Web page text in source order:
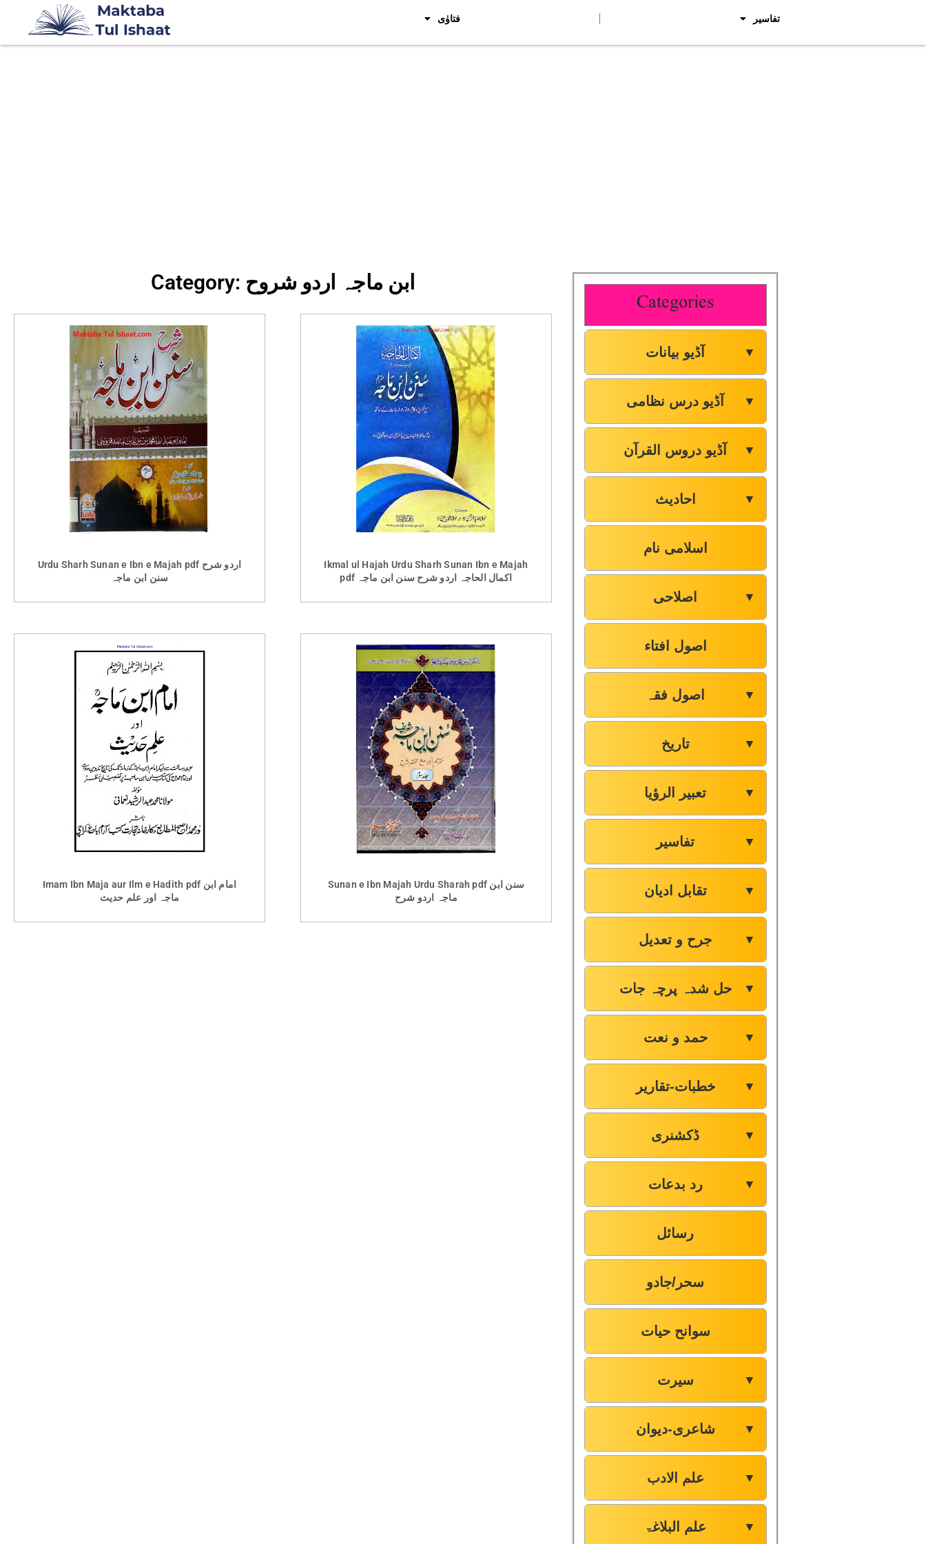
تفاسیر فتاوٰی
Category: ابن ماجہ اردو شروح
Urdu Sharh Sunan e Ibn e Majah pdf اردو شرح
سنن ابن ماجہ
Ikmal ul Hajah Urdu Sharh Sunan Ibn e Majah
pdf اکمال الحاجہ اردو شرح سنن ابن ماجہ
Imam Ibn Maja aur Ilm e Hadith pdf امام ابن
ماجہ اور علم حدیث
Sunan e Ibn Majah Urdu Sharah pdf سنن ابن
ماجہ اردو شرح
Categories
آڈیو بیانات ▼
آڈیو درس نظامی ▼
آڈیو دروس القرآن ▼
احادیث ▼
اسلامی نام
اصلاحی ▼
اصول افتاء
اصول فقہ ▼
تاریخ ▼
تعبیر الرؤیا ▼
تفاسیر ▼
تقابل ادیان ▼
جرح و تعدیل ▼
حل شدہ پرچہ جات ▼
حمد و نعت ▼
خطبات-تقاریر ▼
ڈکشنری ▼
رد بدعات ▼
رسائل
سحر/جادو
سوانح حیات
سیرت ▼
شاعری-دیوان ▼
علم الادب ▼
علم البلاغۃ ▼